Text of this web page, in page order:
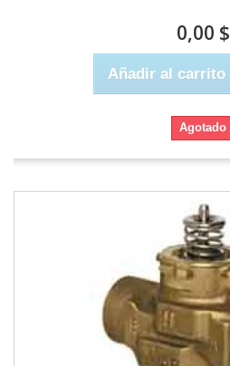
0,00 $
Añadir al carrito
Agotado